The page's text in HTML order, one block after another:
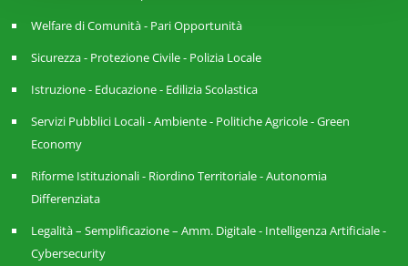
Welfare di Comunità - Pari Opportunità
Sicurezza - Protezione Civile - Polizia Locale
Istruzione - Educazione - Edilizia Scolastica
Servizi Pubblici Locali - Ambiente - Politiche Agricole - Green
Economy
Riforme Istituzionali - Riordino Territoriale - Autonomia
Differenziata
Legalità – Semplificazione – Amm. Digitale - Intelligenza Artificiale -
Cybersecurity